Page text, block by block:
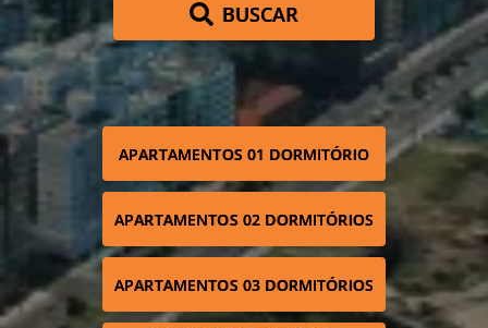
BUSCAR
APARTAMENTOS 01 DORMITÓRIO
APARTAMENTOS 02 DORMITÓRIOS
APARTAMENTOS 03 DORMITÓRIOS